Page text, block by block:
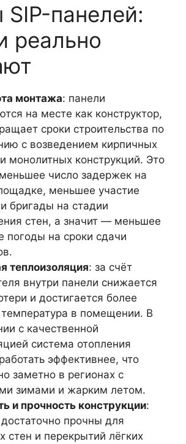
панелей:
реально
монтажа: панели
на месте как конструктор,
сроки строительства по
с возведением кирпичных
монолитных конструкций. Это
число задержек на
меньшее участие
бригады на стадии
стен, а значит — меньшее
погоды на сроки сдачи
теплоизоляция: за счёт
внутри панели снижается
и достигается более
в помещении. В
с качественной
система отопления
эффективнее, что
заметно в регионах с
зимами и жарким летом.
и прочность конструкции:
прочны для
стен и перекрытий лёгких